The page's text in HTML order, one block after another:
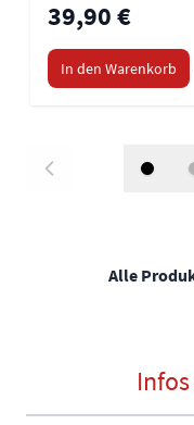
39,90 €
In den Warenkorb
Alle